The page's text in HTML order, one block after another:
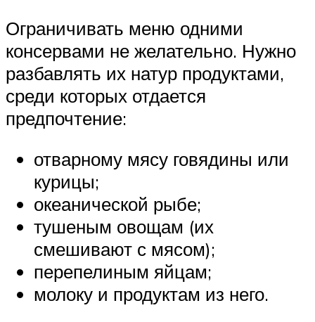
Ограничивать меню одними
консервами не желательно. Нужно
разбавлять их натур продуктами,
среди которых отдается
предпочтение:
отварному мясу говядины или
курицы;
океанической рыбе;
тушеным овощам (их
смешивают с мясом);
перепелиным яйцам;
молоку и продуктам из него.